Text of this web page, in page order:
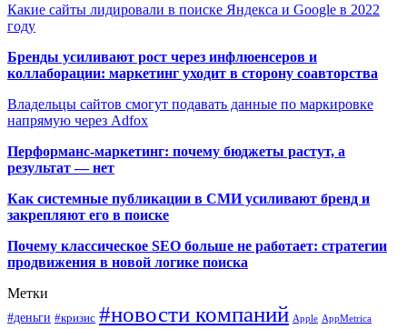
Какие сайты лидировали в поиске Яндекса и Google в 2022
году
Бренды усиливают рост через инфлюенсеров и
коллаборации: маркетинг уходит в сторону соавторства
Владельцы сайтов смогут подавать данные по маркировке
напрямую через Adfox
Перформанс-маркетинг: почему бюджеты растут, а
результат — нет
Как системные публикации в СМИ усиливают бренд и
закрепляют его в поиске
Почему классическое SEO больше не работает: стратегии
продвижения в новой логике поиска
Метки
#деньги #кризис #новости компаний Apple AppMetrica